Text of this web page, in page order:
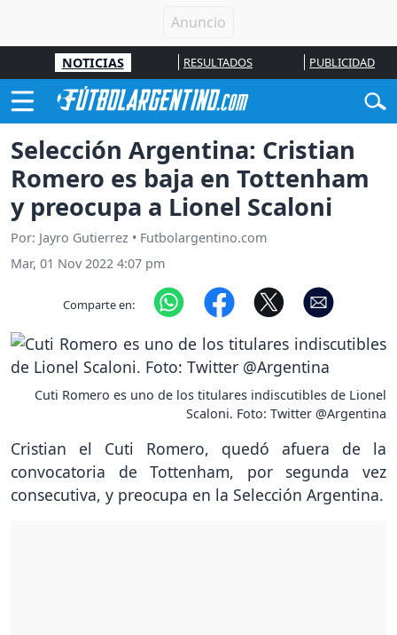
NOTICIAS RESULTADOS PUBLICIDAD
Selección Argentina: Cristian
Romero es baja en Tottenham
y preocupa a Lionel Scaloni
Por: Jayro Gutierrez • Futbolargentino.com
Mar, 01 Nov 2022 4:07 pm
Comparte en:
Cuti Romero es uno de los titulares indiscutibles de Lionel
Scaloni. Foto: Twitter @Argentina
Cristian el Cuti Romero, quedó afuera de la
convocatoria de Tottenham, por segunda vez
consecutiva, y preocupa en la Selección Argentina.